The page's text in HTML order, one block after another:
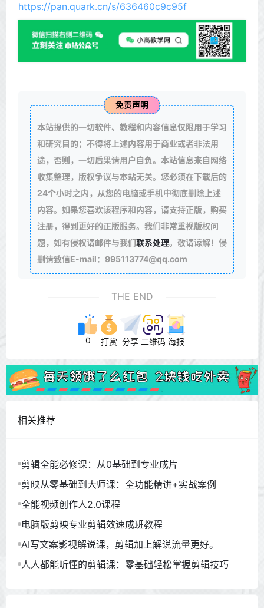
https://pan.quark.cn/s/636460c9c95f
免责声明
本站提供的一切软件、教程和内容信息仅限用于学习
和研究目的；不得将上述内容用于商业或者非法用
途，否则，一切后果请用户自负。本站信息来自网络
收集整理，版权争议与本站无关。您必须在下载后的
24个小时之内，从您的电脑或手机中彻底删除上述
内容。如果您喜欢该程序和内容，请支持正版，购买
注册，得到更好的正版服务。我们非常重视版权问
题，如有侵权请邮件与我们联系处理。敬请谅解！侵
删请致信E-mail：995113774@qq.com
THE END
0 打赏 分享 二维码 海报
相关推荐
剪辑全能必修课：从0基础到专业成片
剪映从零基础到大师课：全功能精讲+实战案例
全能视频创作人2.0课程
电脑版剪映专业剪辑效速成班教程
AI写文案影视解说课，剪辑加上解说流量更好。
人人都能听懂的剪辑课：零基础轻松掌握剪辑技巧